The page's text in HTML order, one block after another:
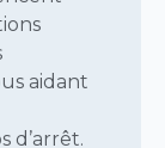
aidant
d’arrêt.